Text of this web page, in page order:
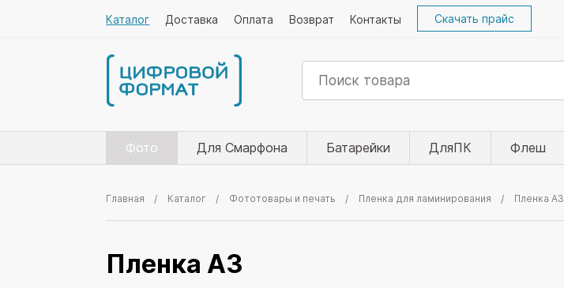
Каталог Доставка Оплата Возврат Контакты Скачать прайс
Фото Для Смарфона Батарейки ДляПК Флеш
Главная Каталог Фототовары и печать Пленка для ламинирования Пленка А3
Пленка А3